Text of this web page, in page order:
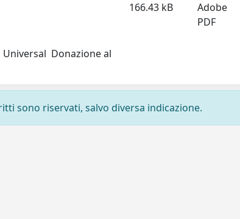
 Donazione al
166.43 kB
Adobe
PDF
sono riservati, salvo diversa indicazione.